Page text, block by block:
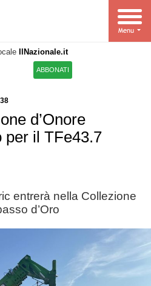
IlNazionale.it
ABBONATI
d’Onore
per il TFe43.7
entrerà nella Collezione
d’Oro